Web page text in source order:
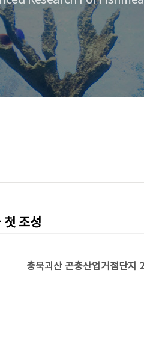
조성
충북괴산 곤충산업거점단지